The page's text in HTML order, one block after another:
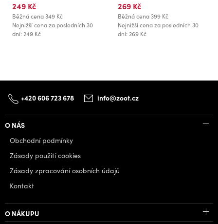
249 Kč
Běžná cena349 Kč
Nejnižší cena za posledních 30
dní: 249 Kč
269 Kč
Běžná cena399 Kč
Nejnižší cena za posledních 30
dní: 269 Kč
+420 606 723 678 info@zoot.cz
O NÁS
Obchodní podmínky
Zásady použití cookies
Zásady zpracování osobních údajů
Kontakt
O NÁKUPU